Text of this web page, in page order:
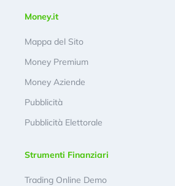
Money.it
Mappa del Sito
Money Premium
Money Aziende
Pubblicità
Pubblicità Elettorale
Strumenti Finanziari
Trading Online Demo